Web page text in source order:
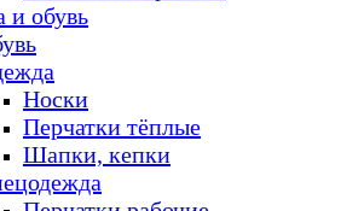
и обувь
Носки
Перчатки тёплые
Шапки, кепки